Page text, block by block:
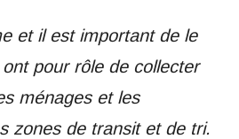
et il est important de le
pour rôle de collecter
ménages et les
zones de transit et de tri.